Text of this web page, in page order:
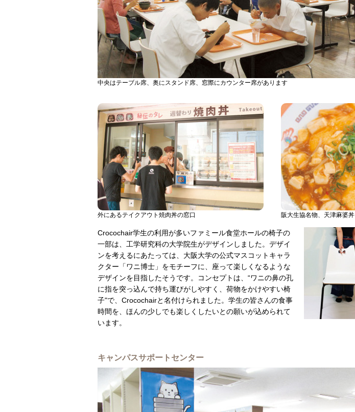
中央はテーブル席、奥にスタンド席、窓際にカウンター席があります
外にあるテイクアウト焼肉丼の窓口 阪大生協名物、天津麻婆丼
Crocochair学生の利用が多いファミール食堂ホールの椅子の
一部は、工学研究科の大学院生がデザインしました。デザイ
ンを考えるにあたっては、大阪大学の公式マスコットキャラ
クター「ワニ博士」をモチーフに、座って楽しくなるような
デザインを目指したそうです。コンセプトは、“ワニの鼻の孔
に指を突っ込んで持ち運びがしやすく、荷物をかけやすい椅
子"で、Crocochairと名付けられました。学生の皆さんの食事
時間を、ほんの少しでも楽しくしたいとの願いが込められて
います。
キャンパスサポートセンター